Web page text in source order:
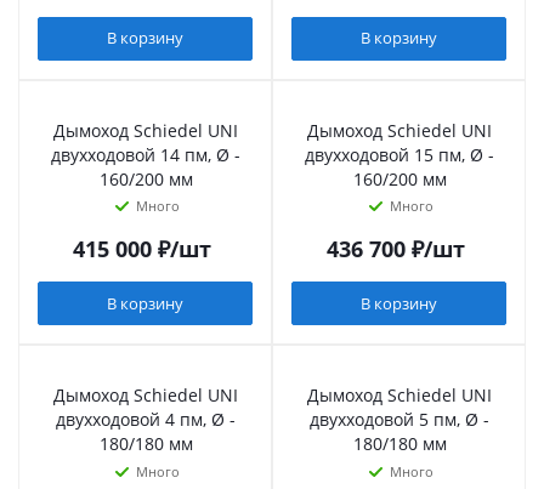
В корзину В корзину
Дымоход Schiedel UNI
двухходовой 14 пм, Ø -
160/200 мм
Много
415 000₽/шт
В корзину
Дымоход Schiedel UNI
двухходовой 15 пм, Ø -
160/200 мм
Много
436 700₽/шт
В корзину
Дымоход Schiedel UNI
двухходовой 4 пм, Ø -
180/180 мм
Много
Дымоход Schiedel UNI
двухходовой 5 пм, Ø -
180/180 мм
Много